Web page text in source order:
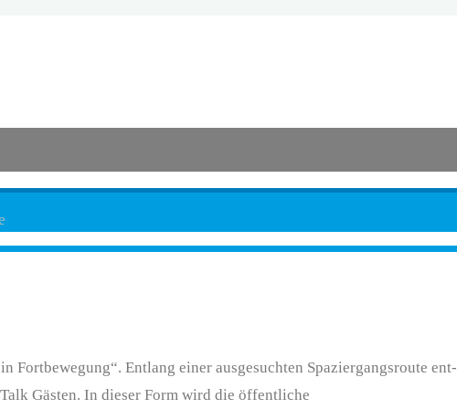
Fortbewegung“. Entlang einer ausgesuchten Spaziergangsroute ent­
Gästen. In dieser Form wird die öffentliche